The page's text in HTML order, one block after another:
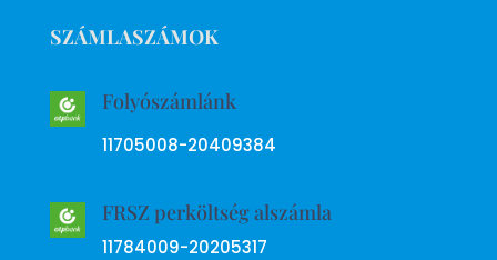
SZÁMLASZÁMOK
Folyószámlánk
11705008-20409384
FRSZ perköltség alszámla
11784009-20205317